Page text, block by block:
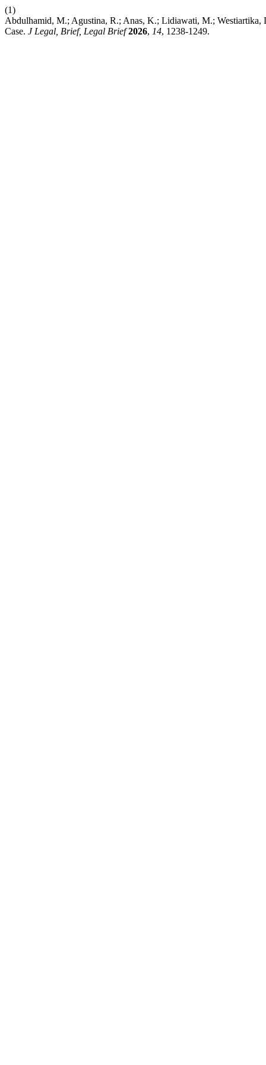
(1)
Abdulhamid, M.; Agustina, R.; Anas, K.; Lidiawati, M.;
Case. J Legal, Brief, Legal Brief 2026, 14, 1238-1249.